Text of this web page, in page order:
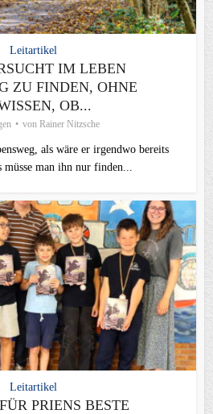
Leitartikel
IM LEBEN
ZU FINDEN, OHNE
OB...
von Rainer Nitzsche
als wäre er irgendwo bereits
müsse man ihn nur finden...
Leitartikel
PRIENS BESTE